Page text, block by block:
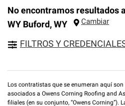
No encontramos resultados
WY Buford, WY Cambiar
FILTROS Y
Los contratistas que se enumeran aquí
asociados a Owens Corning Roofing and
filiales (en su conjunto, “Owens Corning”).